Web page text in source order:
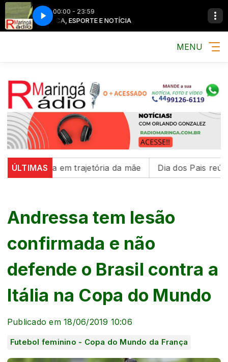
00:00 - 23:59
MÚSICA, ESPORTE E NOTÍCIA MÚSICA,
MENU
ÚLTIMASem trajetória da mãe Dia dos Pais reúne
Andressa tem lesão
confirmada e não
defende o Brasil contra a
Itália na Copa do Mundo
Publicado em 18/06/2019 10:06
Futebol feminino - Copa do Mundo da França